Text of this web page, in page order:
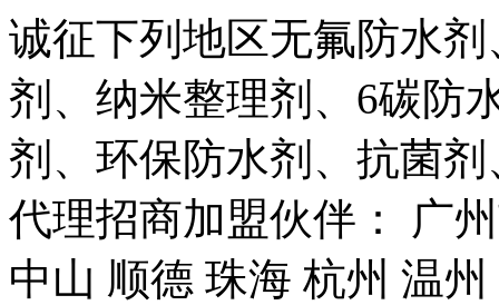
诚征下列地区无氟防水
剂、纳米整理剂、6碳防
剂、环保防水剂、抗菌
代理招商加盟伙伴： 广
中山 顺德 珠海 杭州 温